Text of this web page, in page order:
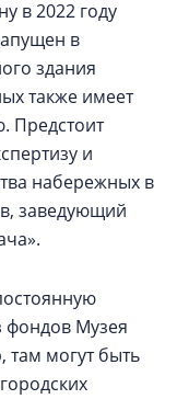
в 2022 году
в
здания
также имеет
Предстоит
и
набережных в
заведующий
Музея
там могут быть